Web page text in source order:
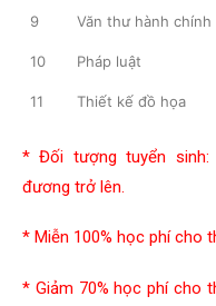
9 Văn thư hành chính
10 Pháp luật
11 Thiết kế đồ họa
* Đối tượng tuyển sinh:
đương trở lên.
* Miễn 100% học phí cho
* Giảm 70% học phí cho